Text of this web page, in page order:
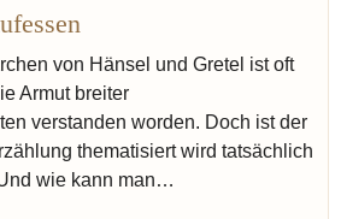
von Hänsel und Gretel ist oft
Armut breiter
verstanden worden. Doch ist der
thematisiert wird tatsächlich
wie kann man…